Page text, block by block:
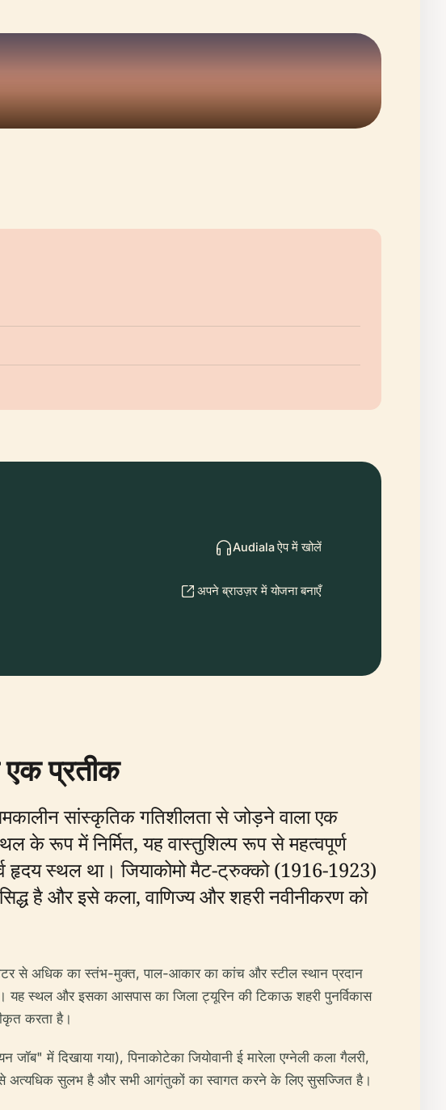
Audiala ऐप में खोलें
अपने ब्राउज़र में योजना बनाएँ
एक प्रतीक
सांस्कृतिक गतिशीलता से जोड़ने वाला एक
रूप में निर्मित, यह वास्तुशिल्प रूप से महत्वपूर्ण
हृदय स्थल था। जियाकोमो मैट-ट्रुक्को (1916-1923)
है और इसे कला, वाणिज्य और शहरी नवीनीकरण को
से अधिक का स्तंभ-मुक्त, पाल-आकार का कांच और स्टील स्थान प्रदान
यह स्थल और इसका आसपास का जिला ट्यूरिन की टिकाऊ शहरी पुनर्विकास
करता है।
दिखाया गया), पिनाकोटेका जियोवानी ई मारेला एग्नेली कला गैलरी,
से अत्यधिक सुलभ है और सभी आगंतुकों का स्वागत करने के लिए सुसज्जित है।